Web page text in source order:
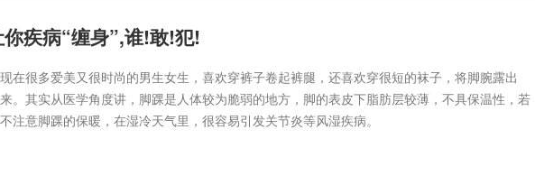
疾病“缠身”,谁!敢!犯!
现在很多爱美又很时尚的男生女生，喜欢穿裤子卷起裤腿，还喜欢穿很短的袜子，将脚腕露出
来。其实从医学角度讲，脚踝是人体较为脆弱的地方，脚的表皮下脂肪层较薄，不具保温性，若
不注意脚踝的保暖，在湿冷天气里，很容易引发关节炎等风湿疾病。